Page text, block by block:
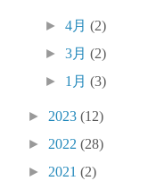
►4月(2)
►3月(2)
► 1月(3)
► 2023 (12)
► 2022 (28)
► 2021 (2)